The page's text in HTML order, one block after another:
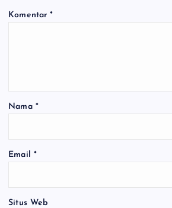
Komentar*
Nama *
Email *
Situs Web